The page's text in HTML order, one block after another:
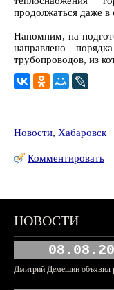
продолжаться даже
Напомним, на
направлено
трубопроводов, из
Новости, Хабаровск
Комментировать
НОВОСТИ
Дмитрий Демешин объявил